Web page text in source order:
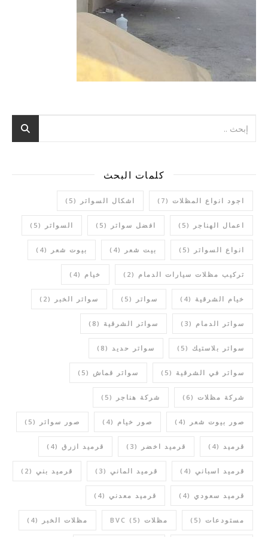
كلمات البحث
اجود انواع المظلات (7) اشكال السواتر (5)
اعمال الهناجر (5) افضل سواتر (5) السواتر (5)
انواع السواتر (5) بيت شعر (4) بيوت شعر (4)
تركيب مظلات سيارات الدمام (2) خيام (4)
خيام الشرقية (4) سواتر (5) سواتر الخبر (2)
سواتر الدمام (3) سواتر الشرقية (8)
سواتر بلاستيك (5) سواتر حديد (8)
سواتر في الشرقية (5) سواتر قماش (5)
شركة مظلات (6) شركة هناجر (5)
صور بيوت شعر (4) صور خيام (4) صور سواتر (5)
قرميد (4) قرميد اخضر (3) قرميد ازرق (4)
قرميد اسباني (4) قرميد الماني (3) قرميد بني (2)
قرميد سعودي (4) قرميد معدني (4)
مستودعات (5) مظلات BVC (5) مظلات الخبر (4)